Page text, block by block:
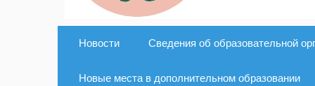
Новости Сведения об образовательной
Новые места в дополнительном образовании